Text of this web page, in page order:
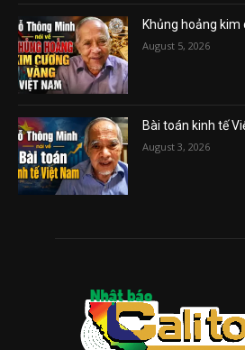
Khủng hoảng
August 5, 2026
Bài toán kinh tế
August 3, 2026